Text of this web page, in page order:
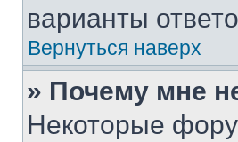
варианты
Вернуться наверх
» Почему мне
Некоторые